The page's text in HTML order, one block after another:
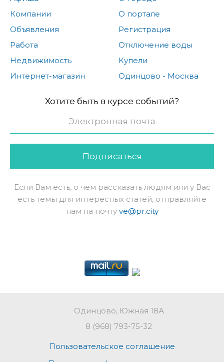
Компании
Объявления
Работа
Недвижимость
Интернет-магазин
О портале
Регистрация
Отключение воды
Купели
Одинцово - Москва
Хотите быть в курсе событий?
Подписаться
Если Вам есть, о чем рассказать людям или у Вас
есть темы для интересных статей, отправляйте
нам на почту ve@pr.city
Одинцово, Южная 18А
8 (968) 793-75-32
Пользовательское соглашение